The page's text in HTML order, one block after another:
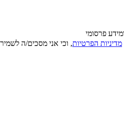
פרסומי
מדיניות הפרטיות, וכי אני מסכים/ה